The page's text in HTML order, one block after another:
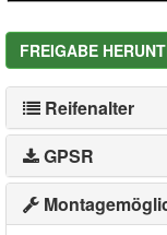
FREIGABE
Reifenalter
GPSR